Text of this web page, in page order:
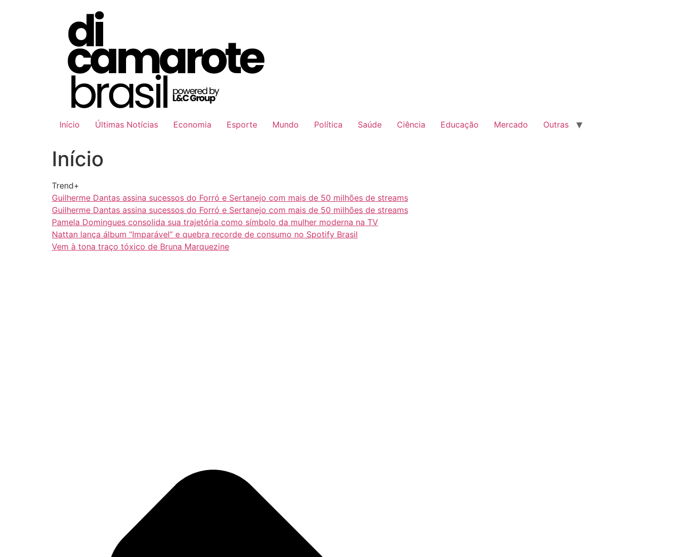
Início Últimas Notícias Economia Esporte Mundo Política Saúde Ciência Educação Mercado Outras
Início
Trend+
Guilherme Dantas assina sucessos do Forró e Sertanejo com mais de 50 milhões de streams
Guilherme Dantas assina sucessos do Forró e Sertanejo com mais de 50 milhões de streams
Pamela Domingues consolida sua trajetória como símbolo da mulher moderna na TV
Nattan lança álbum “Imparável” e quebra recorde de consumo no Spotify Brasil
Vem à tona traço tóxico de Bruna Marquezine